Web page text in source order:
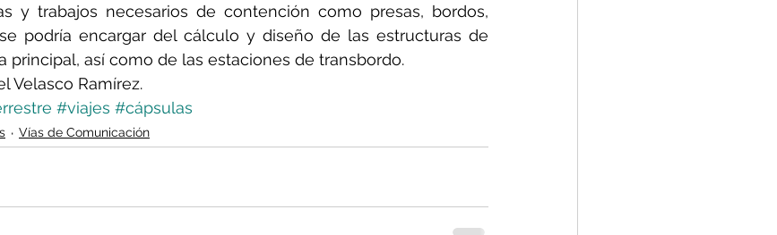
y trabajos necesarios de contención como presas, bordos,
podría encargar del cálculo y diseño de las estructuras de
principal, así como de las estaciones de transbordo.
Velasco Ramírez.
#viajes #cápsulas
Vías de Comunicación